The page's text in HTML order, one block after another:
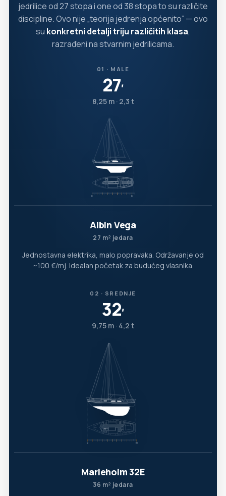
jedrilice od 27 stopa i one od 38 stopa to su različite
discipline. Ovo nije „teorija jedrenja općenito” — ovo
su konkretni detalji triju različitih klasa,
razrađeni na stvarnim jedrilicama.
01 · MALE
27′
8,25 m · 2,3 t
Albin Vega
27 m² jedara
Jednostavna elektrika, malo popravaka. Održavanje od
~100 €/mj. Idealan početak za budućeg vlasnika.
02 · SREDNJE
32′
9,75 m · 4,2 t
Marieholm 32E
36 m² jedara